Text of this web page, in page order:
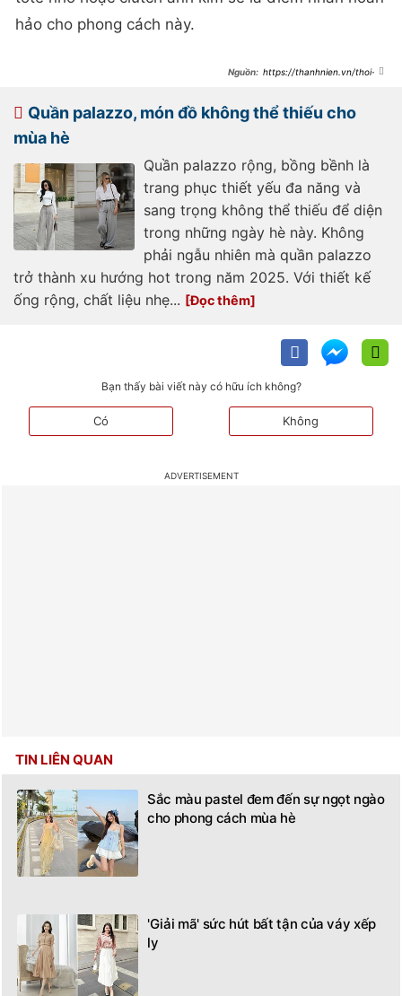
hảo cho phong cách này.
https://thanhnien.vn/thoi-
185250615094249422.htm
Quần palazzo, món đồ không thể thiếu cho
mùa hè
Quần palazzo rộng, bồng bềnh là
trang phục thiết yếu đa năng và
sang trọng không thể thiếu để diện
trong những ngày hè này. Không
phải ngẫu nhiên mà quần palazzo
trở thành xu hướng hot trong năm 2025. Với thiết kế
ống rộng, chất liệu nhẹ...
Bạn thấy bài viết này có hữu ích không?
Có Không
TIN LIÊN QUAN
Sắc màu pastel đem đến sự ngọt ngào
cho phong cách mùa hè
'Giải mã' sức hút bất tận của váy xếp
ly